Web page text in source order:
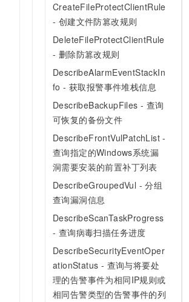
CreateFileProtectClientRule
- 创建文件防篡改规则
DeleteFileProtectClientRule
- 删除防篡改规则
DescribeAlarmEventStackIn
fo - 获取报警事件堆栈信息
DescribeBackupFiles - 查询
可恢复的备份文件
DescribeFrontVulPatchList -
查询指定的Windows系统漏
洞需要安装的前置补丁列表
DescribeGroupedVul - 分组
查询漏洞信息
DescribeScanTaskProgress
- 查询病毒扫描任务进度
DescribeSecurityEventOper
ationStatus - 查询与将要处
理的告警事件为相同IP规则或
相同告警类型的告警事件的列